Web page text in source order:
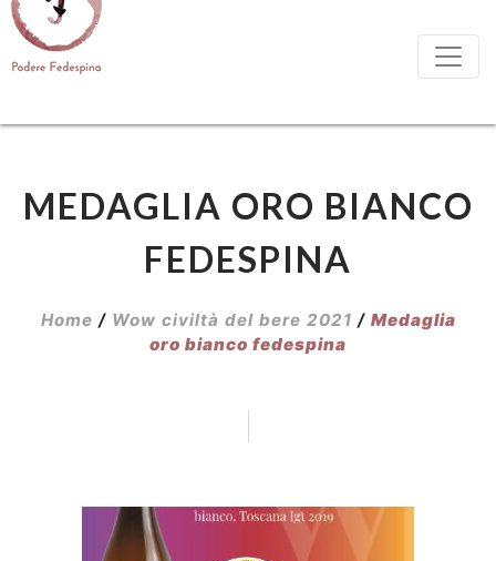
MEDAGLIA ORO BIANCO
FEDESPINA
Home / Wow civiltà del bere 2021 / Medaglia
oro bianco fedespina